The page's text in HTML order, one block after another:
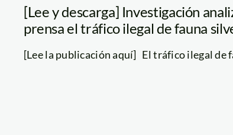
[Lee y descarga] Investigación
prensa el tráfico ilegal de fauna
[Lee la publicación aquí] El tráfico ilegal de